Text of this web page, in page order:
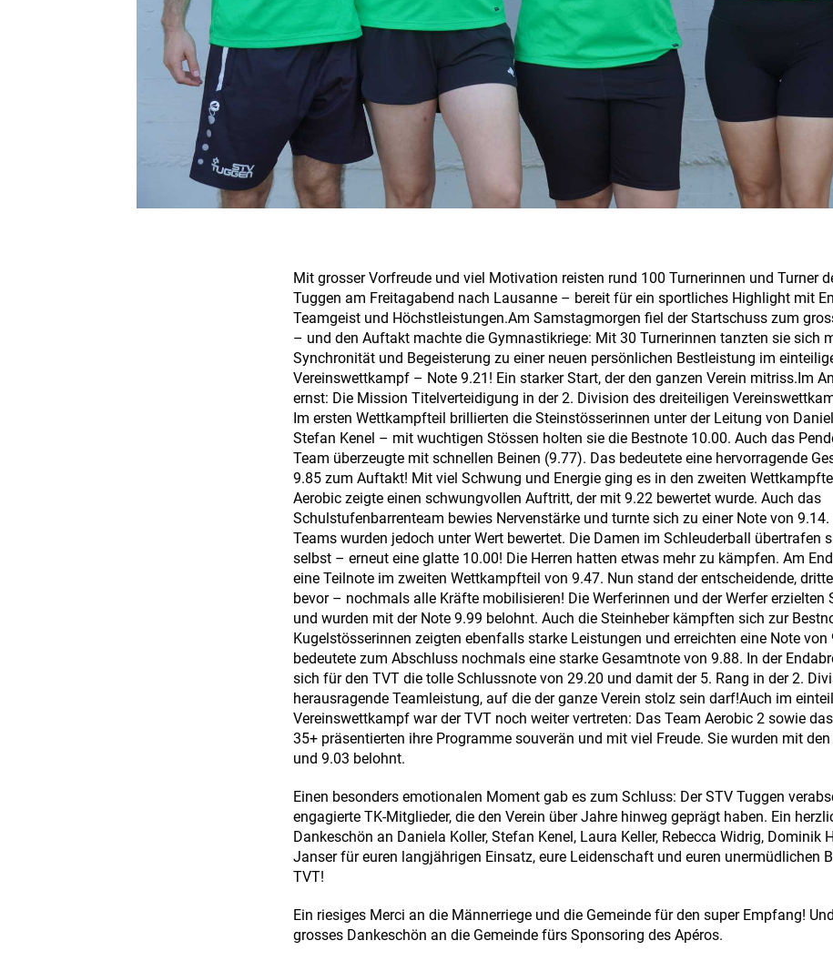
Mit grosser Vorfreude und viel Motivation reisten rund 100 Turnerinnen und Turner
Tuggen am Freitagabend nach Lausanne – bereit für ein sportliches Highlight mit
Teamgeist und Höchstleistungen.Am Samstagmorgen fiel der Startschuss zum
– und den Auftakt machte die Gymnastikriege: Mit 30 Turnerinnen tanzten sie sich
Synchronität und Begeisterung zu einer neuen persönlichen Bestleistung im
Vereinswettkampf – Note 9.21! Ein starker Start, der den ganzen Verein mitriss.Im
ernst: Die Mission Titelverteidigung in der 2. Division des dreiteiligen
Im ersten Wettkampfteil brillierten die Steinstösserinnen unter der Leitung von
Stefan Kenel – mit wuchtigen Stössen holten sie die Bestnote 10.00. Auch das
Team überzeugte mit schnellen Beinen (9.77). Das bedeutete eine hervorragende
9.85 zum Auftakt! Mit viel Schwung und Energie ging es in den zweiten
Aerobic zeigte einen schwungvollen Auftritt, der mit 9.22 bewertet wurde. Auch das
Schulstufenbarrenteam bewies Nervenstärke und turnte sich zu einer Note von 9.14.
Teams wurden jedoch unter Wert bewertet. Die Damen im Schleuderball übertrafen
selbst – erneut eine glatte 10.00! Die Herren hatten etwas mehr zu kämpfen. Am
eine Teilnote im zweiten Wettkampfteil von 9.47. Nun stand der entscheidende,
bevor – nochmals alle Kräfte mobilisieren! Die Werferinnen und der Werfer erzielten
und wurden mit der Note 9.99 belohnt. Auch die Steinheber kämpften sich zur
Kugelstösserinnen zeigten ebenfalls starke Leistungen und erreichten eine Note von
bedeutete zum Abschluss nochmals eine starke Gesamtnote von 9.88. In der
sich für den TVT die tolle Schlussnote von 29.20 und damit der 5. Rang in der 2.
herausragende Teamleistung, auf die der ganze Verein stolz sein darf!Auch im
Vereinswettkampf war der TVT noch weiter vertreten: Das Team Aerobic 2 sowie
35+ präsentierten ihre Programme souverän und mit viel Freude. Sie wurden mit
und 9.03 belohnt.
Einen besonders emotionalen Moment gab es zum Schluss: Der STV Tuggen
engagierte TK-Mitglieder, die den Verein über Jahre hinweg geprägt haben. Ein
Dankeschön an Daniela Koller, Stefan Kenel, Laura Keller, Rebecca Widrig, Dominik
Janser für euren langjährigen Einsatz, eure Leidenschaft und euren unermüdlichen
TVT!
Ein riesiges Merci an die Männerriege und die Gemeinde für den super Empfang!
grosses Dankeschön an die Gemeinde fürs Sponsoring des Apéros.